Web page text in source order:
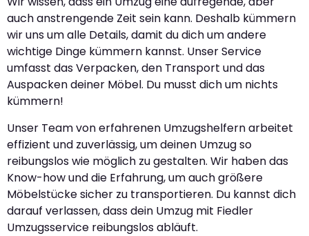
auch anstrengende Zeit sein kann. Deshalb kümmern
wir uns um alle Details, damit du dich um andere
wichtige Dinge kümmern kannst. Unser Service
umfasst das Verpacken, den Transport und das
Auspacken deiner Möbel. Du musst dich um nichts
kümmern!
Unser Team von erfahrenen Umzugshelfern arbeitet
effizient und zuverlässig, um deinen Umzug so
reibungslos wie möglich zu gestalten. Wir haben das
Know-how und die Erfahrung, um auch größere
Möbelstücke sicher zu transportieren. Du kannst dich
darauf verlassen, dass dein Umzug mit Fiedler
Umzugsservice reibungslos abläuft.